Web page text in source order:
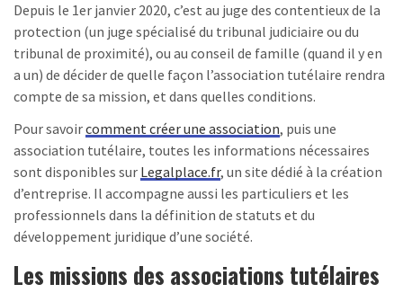
Depuis le 1er janvier 2020, c’est au juge des contentieux de la
protection (un juge spécialisé du tribunal judiciaire ou du
tribunal de proximité), ou au conseil de famille (quand il y en
a un) de décider de quelle façon l’association tutélaire rendra
compte de sa mission, et dans quelles conditions.
Pour savoircomment créer une association, puis une
association tutélaire, toutes les informations nécessaires
sont disponibles sur Legalplace.fr, un site dédié à la création
d’entreprise. Il accompagne aussi les particuliers et les
professionnels dans la définition de statuts et du
développement juridique d’une société.
Les missions des associations tutélaires